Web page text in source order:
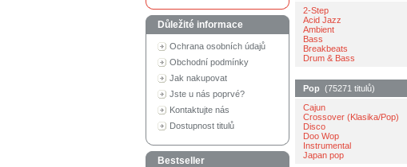
Důležité informace
Ochrana osobních údajů
Obchodní podmínky
Jak nakupovat
Jste u nás poprvé?
Kontaktujte nás
Dostupnost titulů
Bestseller
2-Step
Acid Jazz
Ambient
Bass
Breakbeats
Drum & Bass
Pop (75271 titulů)
Cajun
Crossover (Klasika/Pop)
Disco
Doo Wop
Instrumental
Japan pop